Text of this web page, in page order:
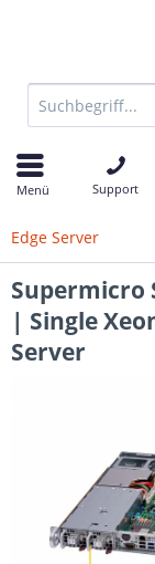
Menü Support
Edge Server
Supermicro
| Single
Server